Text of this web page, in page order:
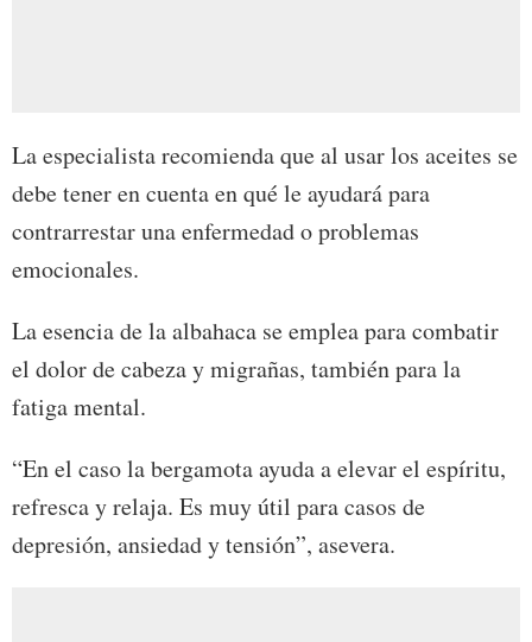
La especialista recomienda que al usar los aceites se
debe tener en cuenta en qué le ayudará para
contrarrestar una enfermedad o problemas
emocionales.
La esencia de la albahaca se emplea para combatir
el dolor de cabeza y migrañas, también para la
fatiga mental.
“En el caso la bergamota ayuda a elevar el espíritu,
refresca y relaja. Es muy útil para casos de
depresión, ansiedad y tensión”, asevera.